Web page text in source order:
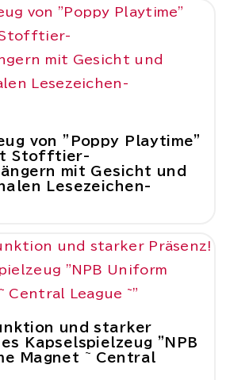
von "Poppy Playtime"
Stofftier-
mit Gesicht und
Lesezeichen-
und starker
Kapselspielzeug "NPB
Magnet ~ Central